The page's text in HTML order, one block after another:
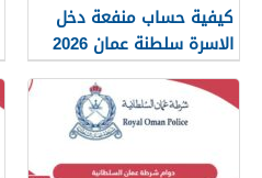
كيفية حساب منفعة دخل
الاسرة سلطنة عمان 2026